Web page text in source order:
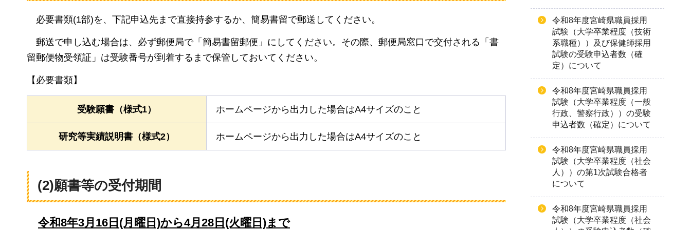
必要書類(1部)を、下記申込先まで直接持参するか、簡易書留で郵送してください。
郵送で申し込む場合は、必ず郵便局で「簡易書留郵便」にしてください。その際、郵便局窓口で交付される「書
留郵便物受領証」は受験番号が到着するまで保管しておいてください。
【必要書類】
受験願書（様式1） ホームページから出力した場合はA4サイズのこと
研究等実績説明書（様式2） ホームページから出力した場合はA4サイズのこと
(2)願書等の受付期間
令和8年3月16日(月曜日)から4月28日(火曜日)まで
令和8年度宮崎県職員採用
試験（大学卒業程度（技術
系職種））及び保健師採用
試験の受験申込者数（確
定）について
令和8年度宮崎県職員採用
試験（大学卒業程度（一般
行政、警察行政））の受験
申込者数（確定）について
令和8年度宮崎県職員採用
試験（大学卒業程度（社会
人））の第1次試験合格者
について
令和8年度宮崎県職員採用
試験（大学卒業程度（社会